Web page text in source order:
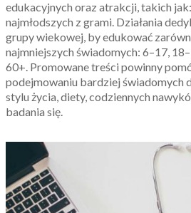
edukacyjnych oraz atrakcji, takich
najmłodszych z grami. Działania
grupy wiekowej, by edukować
najmniejszych świadomych: 6–17,
60+. Promowane treści powinny
podejmowaniu bardziej świadomych
stylu życia, diety, codziennych
badania się.